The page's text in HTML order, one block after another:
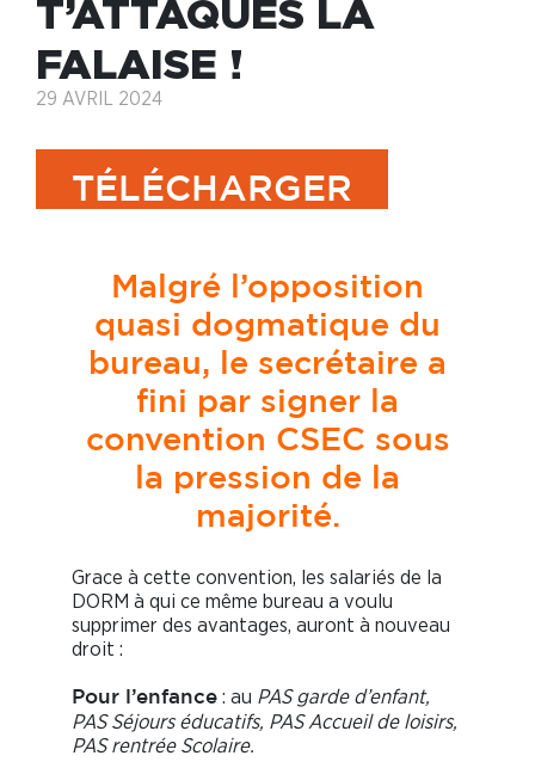
T’ATTAQUES LA
FALAISE !
29 AVRIL 2024
TÉLÉCHARGER
Malgré l’opposition
quasi dogmatique du
bureau, le secrétaire a
fini par signer la
convention CSEC sous
la pression de la
majorité.
Grace à cette convention, les salariés de la
DORM à qui ce même bureau a voulu
supprimer des avantages, auront à nouveau
droit :
Pour l’enfance : au PAS garde d’enfant,
PAS Séjours éducatifs, PAS Accueil de loisirs,
PAS rentrée Scolaire.